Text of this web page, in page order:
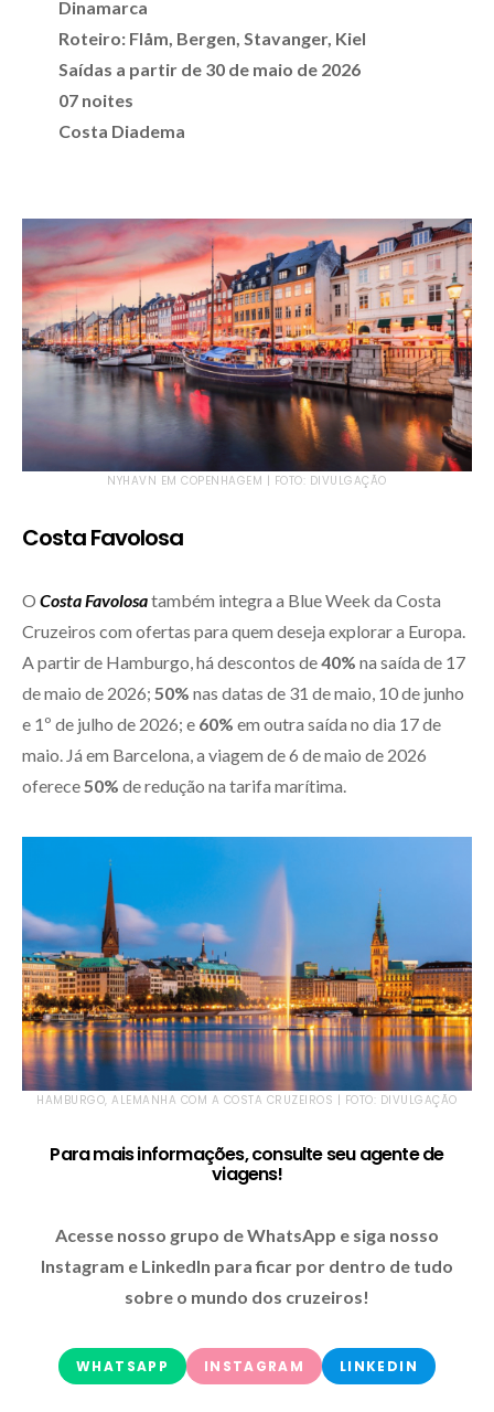
Dinamarca
Roteiro: Flåm, Bergen, Stavanger, Kiel
Saídas a partir de 30 de maio de 2026
07 noites
Costa Diadema
NYHAVN EM COPENHAGEM | FOTO: DIVULGAÇÃO
Costa Favolosa
O Costa Favolosatambém integra a Blue Week da Costa
Cruzeiros com ofertas para quem deseja explorar a Europa.
A partir de Hamburgo, há descontos de40% na saída de 17
de maio de 2026; 50% nas datas de 31 de maio, 10 de junho
e 1º de julho de 2026; e 60% em outra saída no dia 17 de
maio. Já em Barcelona, a viagem de 6 de maio de 2026
oferece50% de redução na tarifa marítima.
HAMBURGO, ALEMANHA COM A COSTA CRUZEIROS | FOTO: DIVULGAÇÃO
Para mais informações, consulte seu agente de
viagens!
Acesse nosso grupo de WhatsApp e siga nosso
Instagram e LinkedIn para ficar por dentro de tudo
sobre o mundo dos cruzeiros!
WHATSAPP INSTAGRAM LINKEDIN